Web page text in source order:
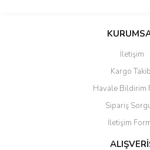
Bu ürüne ilk yorumu
Ürün hakkında henüz
Ürün resmi kalitesiz, bozuk veya
Ürün açıklamasında eksik bilgiler
Ürün bilgilerinde hatalar bulunuyor.
Ürün fiyatı diğer sitelerden daha
Bu ürüne benzer farklı alternatifler
İletişim
Kargo
Havale Bildirim
Sipariş
İletişim